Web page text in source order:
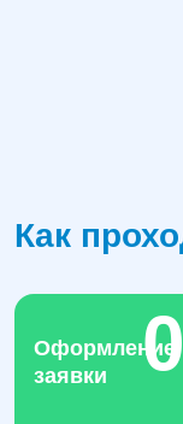
Как
Оформление
заявки